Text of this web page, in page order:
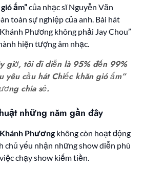
ấm”của nhạc sĩ Nguyễn Văn
toàn sự nghiệp của anh. Bài hát
Phương không phải Jay Chou”
hiện tượng âm nhạc.
giờ, tôi đi diễn là 95% đến 99%
yêu cầu hát Chiếc khăn gió ấm”
chia sẻ.
những năm gần đây
Khánh Phương không còn hoạt động
chủ yếu nhận những show diễn phù
chạy show kiếm tiền.